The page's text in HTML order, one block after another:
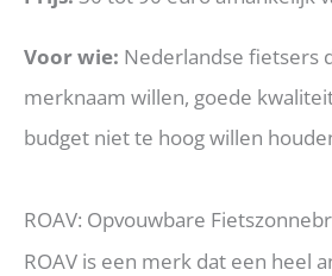
Voor wie: Nederlandse fietsers
merknaam willen, goede
budget niet te hoog willen
ROAV: Opvouwbare
ROAV is een merk dat een heel